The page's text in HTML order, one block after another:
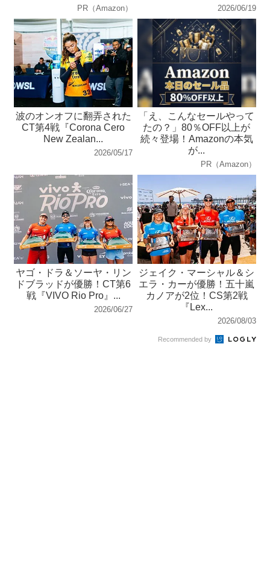
PR（Amazon） 2026/06/19
波のオンオフに翻弄された
CT第4戦『Corona Cero
New Zealan...
2026/05/17
「え、こんなセールやって
たの？」80％OFF以上が
続々登場！Amazonの本気
が...
PR（Amazon）
ヤゴ・ドラ＆ソーヤ・リン
ドブラッドが優勝！CT第6
戦『VIVO Rio Pro』...
2026/06/27
ジェイク・マーシャル＆シ
エラ・カーが優勝！五十嵐
カノアが2位！CS第2戦
『Lex...
2026/08/03
Recommended by